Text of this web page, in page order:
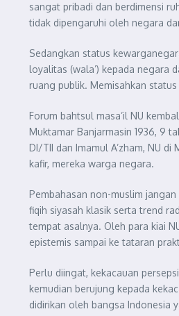
sangat pribadi dan berdimensi
tidak dipengaruhi oleh negara
Sedangkan status
loyalitas (wala’) kepada negara
ruang publik. Memisahkan
Forum bahtsul masa’il NU
Muktamar Banjarmasin 1936, 9
DI/TII dan Imamul A’zham, NU
kafir, mereka warga negara.
Pembahasan non-muslim
fiqih siyasah klasik serta trend
tempat asalnya. Oleh para kiai
epistemis sampai ke tataran
Perlu diingat, kekacauan
kemudian berujung kepada
didirikan oleh bangsa Indonesia